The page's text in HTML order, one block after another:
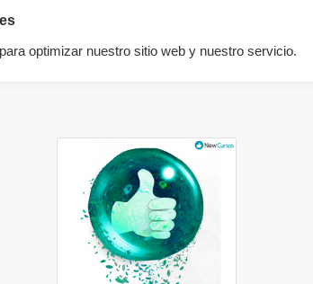
optimizar nuestro sitio web y nuestro servicio.